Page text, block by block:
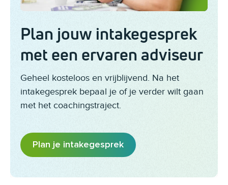
Plan jouw intakegesprek
met een ervaren adviseur
Geheel kosteloos en vrijblijvend. Na het
intakegesprek bepaal je of je verder wilt gaan
met het coachingstraject.
Plan je intakegesprek